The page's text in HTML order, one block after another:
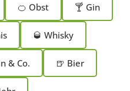
🍊 Obst 🍸 Gin
🥃 Whisky
& Co. 🍺 Bier